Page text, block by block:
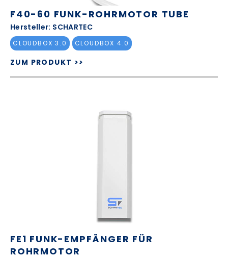
F40-60 FUNK-ROHRMOTOR TUBE
Hersteller: SCHARTEC
CLOUDBOX 3.0 CLOUDBOX 4.0
ZUM PRODUKT >>
FE1 FUNK-EMPFÄNGER FÜR
ROHRMOTOR